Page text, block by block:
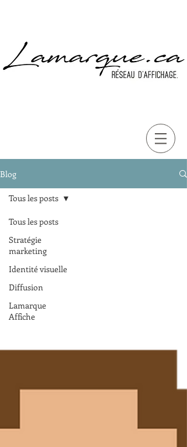
Blog
Tous les posts
Stratégie
marketing
Identité visuelle
Diffusion
Lamarque
Affiche
Tous les posts